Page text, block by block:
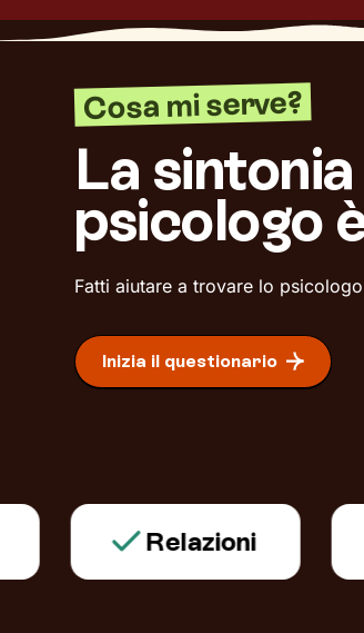
Cosa mi serve?
La
psicologo
Fatti aiutare a trovare lo
Inizia il questionario
Relazioni